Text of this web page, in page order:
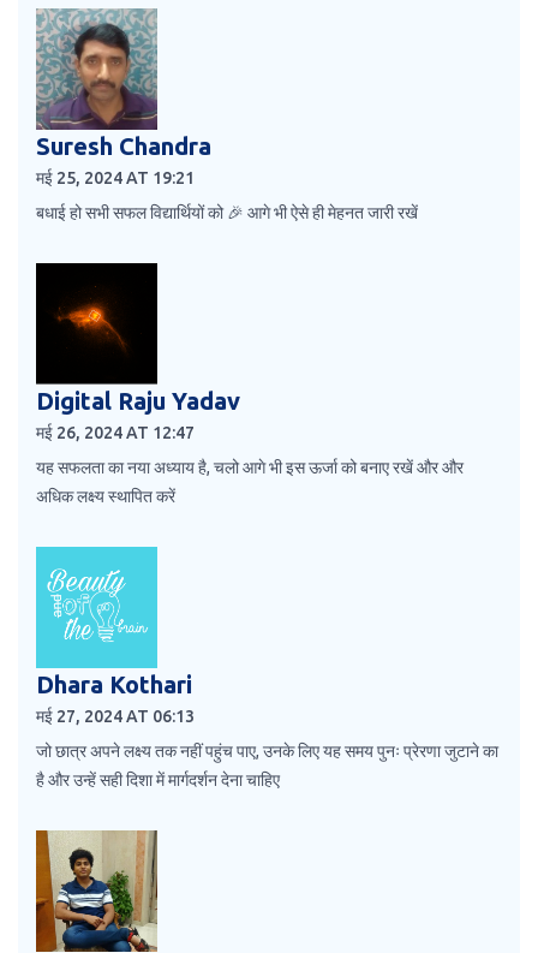
Suresh Chandra
मई 25, 2024 AT 19:21
बधाई हो सभी सफल विद्यार्थियों को 🎉 आगे भी ऐसे ही मेहनत जारी रखें
Digital Raju Yadav
मई 26, 2024 AT 12:47
यह सफलता का नया अध्याय है, चलो आगे भी इस ऊर्जा को बनाए रखें और और
अधिक लक्ष्य स्थापित करें
Dhara Kothari
मई 27, 2024 AT 06:13
जो छात्र अपने लक्ष्य तक नहीं पहुंच पाए, उनके लिए यह समय पुनः प्रेरणा जुटाने का
है और उन्हें सही दिशा में मार्गदर्शन देना चाहिए